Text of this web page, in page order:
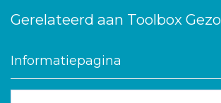
Gerelateerd aan Toolbox
Informatiepagina